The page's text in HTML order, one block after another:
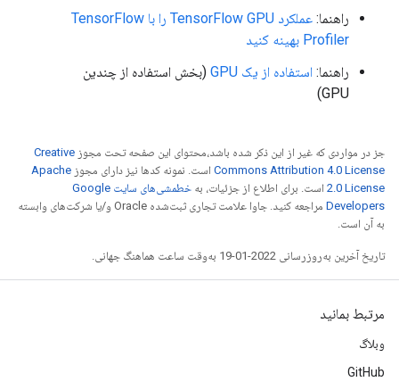
    list {
      type: DT_FLOAT
  value {
    i: 3
}
    b: false
          size: 1
        }
op: "TensorSliceDataset"
input: "Placeholder/_0"
input: "Placeholder/_1"
attr {
      type: DT_FLOAT
راهنما:
عملکرد TensorFlow GPU را با TensorFlow
Profiler بهینه کنید
راهنما: استفاده از یک GPU
(بخش استفاده از چندین
GPU)
جز در مواردی که غیر از این ذکر شده باشد،‌محتوای این صفحه تحت مجوز Creative
Commons Attribution 4.0 License است. نمونه کدها نیز دارای مجوز Apache
2.0 License است. برای اطلاع از جزئیات، به
خطمشی‌های سایت Google
Developers‏
مراجعه کنید. جاوا علامت تجاری ثبت‌شده Oracle و/یا شرکت‌های وابسته
به آن است.
تاریخ آخرین به‌روزرسانی 2022-01-19 به‌وقت ساعت هماهنگ جهانی.
مرتبط بمانید
وبلاگ
GitHub